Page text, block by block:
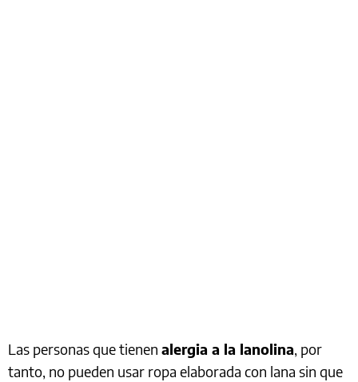
Las personas que tienen alergia a la lanolina, por
tanto, no pueden usar ropa elaborada con lana sin que